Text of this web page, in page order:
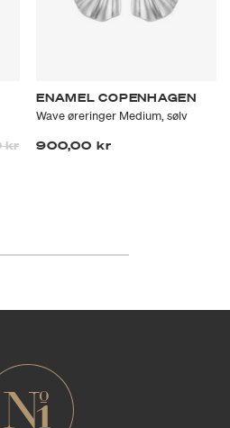
nedsatt fra
krtil
ENAMEL COPENHAGEN
Wave øreringer Medium, sølv
900,00 kr